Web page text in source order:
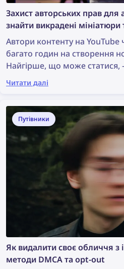
Захист авторських прав для
знайти викрадені
Автори контенту на YouTube
багато годин на створення
Найгірше, що може статися,
просто краде їхній контент,
дозволу, а справжній автор
захистити свої авторські
спільноти YouTube?
Читати далі
Путівники
Як видалити своє обличчя з
методи DMCA та opt-out